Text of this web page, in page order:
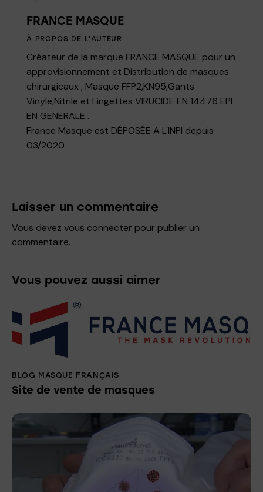
FRANCE MASQUE
À PROPOS DE L'AUTEUR
Créateur de la marque FRANCE MASQUE pour un
approvisionnement et Distribution de masques
chirurgicaux , Masque FFP2,KN95,Gants
Vinyle,Nitrile et Lingettes VIRUCIDE EN 14476 EPI
EN GENERALE .
France Masque est DÉPOSÉE A L'INPI depuis
03/2020 .
Laisser un commentaire
Vous devez vous connecter pour publier un
commentaire.
Vous pouvez aussi aimer
BLOG MASQUE FRANÇAIS
Site de vente de masques